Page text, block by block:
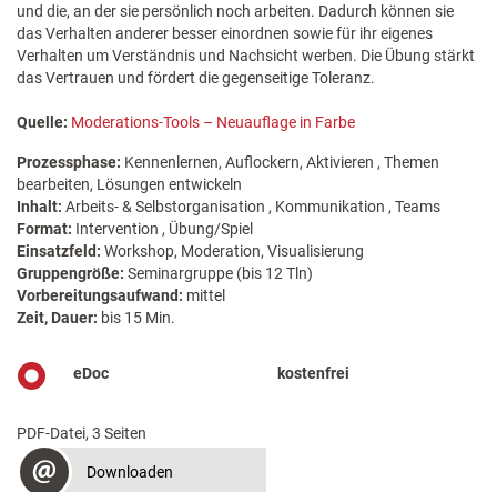
und die, an der sie persönlich noch arbeiten. Dadurch können sie
das Verhalten anderer besser einordnen sowie für ihr eigenes
Verhalten um Verständnis und Nachsicht werben. Die Übung stärkt
das Vertrauen und fördert die gegenseitige Toleranz.
Quelle: Moderations-Tools – Neuauflage in Farbe
Prozessphase: Kennenlernen, Auflockern, Aktivieren , Themen
bearbeiten, Lösungen entwickeln
Inhalt: Arbeits- & Selbstorganisation , Kommunikation , Teams
Format: Intervention , Übung/Spiel
Einsatzfeld: Workshop, Moderation, Visualisierung
Gruppengröße: Seminargruppe (bis 12 Tln)
Vorbereitungsaufwand: mittel
Zeit, Dauer: bis 15 Min.
eDoc kostenfrei
PDF-Datei, 3 Seiten
Downloaden